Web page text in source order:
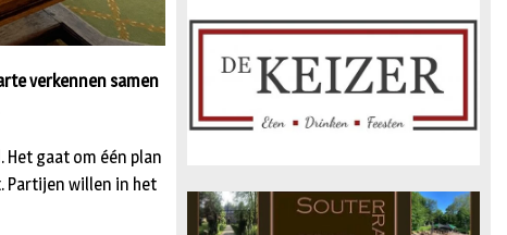
verkennen samen
gaat om één plan
Partijen willen in het